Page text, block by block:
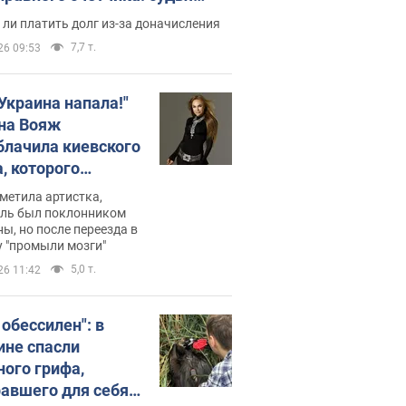
неожиданное решение
платить долг из-за доначисления
09:53 7,7 т.
напала!"
Вояж
киевского
которого
он
не знал,
хочет
украинцев
артистка,
был поклонником
но после переезда в
"промыли мозги"
11:42 5,0 т.
в
спасли
грифа,
для себя